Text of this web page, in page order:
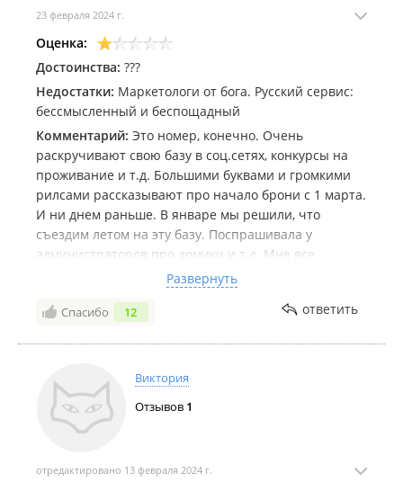
23 февраля 2024 г.
Оценка:
Достоинства: ???
Недостатки: Маркетологи от бога. Русский сервис:
бессмысленный и беспощадный
Комментарий: Это номер, конечно. Очень
раскручивают свою базу в соц.сетях, конкурсы на
проживание и т.д. Большими буквами и громкими
рилсами рассказывают про начало брони с 1 марта.
И ни днем раньше. В январе мы решили, что
съездим летом на эту базу. Поспрашивала у
администраторов про домики и т.д. Мне все
рассказали, ни слова, что все занято. Спокойно жду
марта, чтобы забронировать. Увидела предыдущий
отзыв здесь, что оказывается все занято. Из
соц.сетей, что бронь с 1 марта. А вторым
сообщением, что домики все забронированы до
сентября🤦🏼‍♀️
Пока обсуждали с коллегами гениальный маркетинг
И сказали, что делать тут совершенно нечего. 1-2
Развернуть
Спасибо 12 ответить
Виктория
Отзывов 1
отредактировано 13 февраля 2024 г.